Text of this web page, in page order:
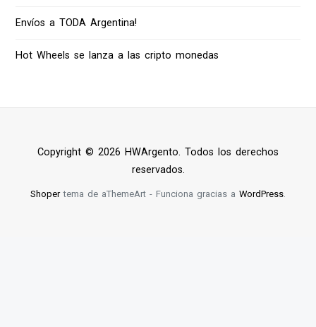
Envíos a TODA Argentina!
Hot Wheels se lanza a las cripto monedas
Copyright © 2026 HWArgento. Todos los derechos
reservados.
Shopertema de aThemeArt - Funciona gracias a WordPress